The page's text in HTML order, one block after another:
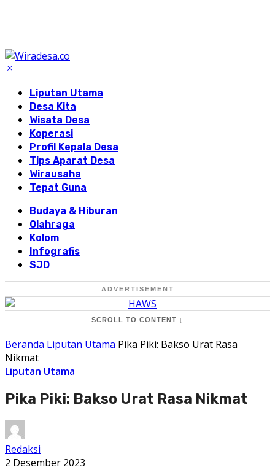
Liputan Utama
Desa Kita
Wisata Desa
Koperasi
Profil Kepala Desa
Tips Aparat Desa
Wirausaha
Tepat Guna
Budaya & Hiburan
Olahraga
Kolom
Infografis
SJD
ADVERTISEMENT
SCROLL TO CONTENT ↓
Beranda Liputan Utama Pika Piki: Bakso Urat Rasa
Nikmat
Liputan Utama
Pika Piki: Bakso Urat Rasa Nikmat
Redaksi
2 Desember 2023